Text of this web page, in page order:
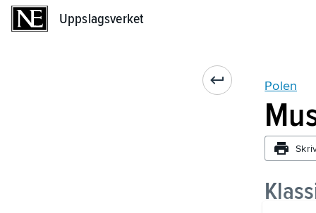
Uppslagsverket
Polen